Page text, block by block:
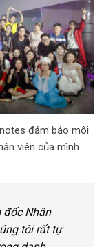
đảm bảo môi
viên của mình
đốc Nhân
tôi rất tự